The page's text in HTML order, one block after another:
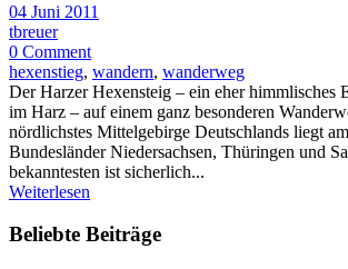
04 Juni 2011
tbreuer
0 Comment
hexenstieg, wandern, wanderweg
Der Harzer Hexensteig – ein eher himmlisches
im Harz – auf einem ganz besonderen
nördlichstes Mittelgebirge Deutschlands liegt
Bundesländer Niedersachsen, Thüringen und
bekanntesten ist sicherlich...
Weiterlesen
Beliebte Beiträge